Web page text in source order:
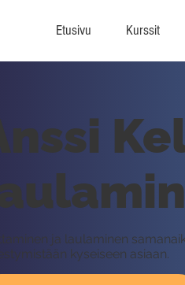
Etusivu Kurssit
ja laulaminen
kyseiseen asiaan.